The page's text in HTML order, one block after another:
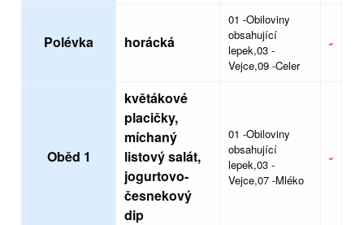
Polévka horácká
01 -Obiloviny
obsahující
lepek,03 -
Vejce,09 -Celer
Oběd 1
květákové
placičky,
míchaný
listový salát,
jogurtovo-
česnekový
dip
01 -Obiloviny
obsahující
lepek,03 -
Vejce,07 -Mléko